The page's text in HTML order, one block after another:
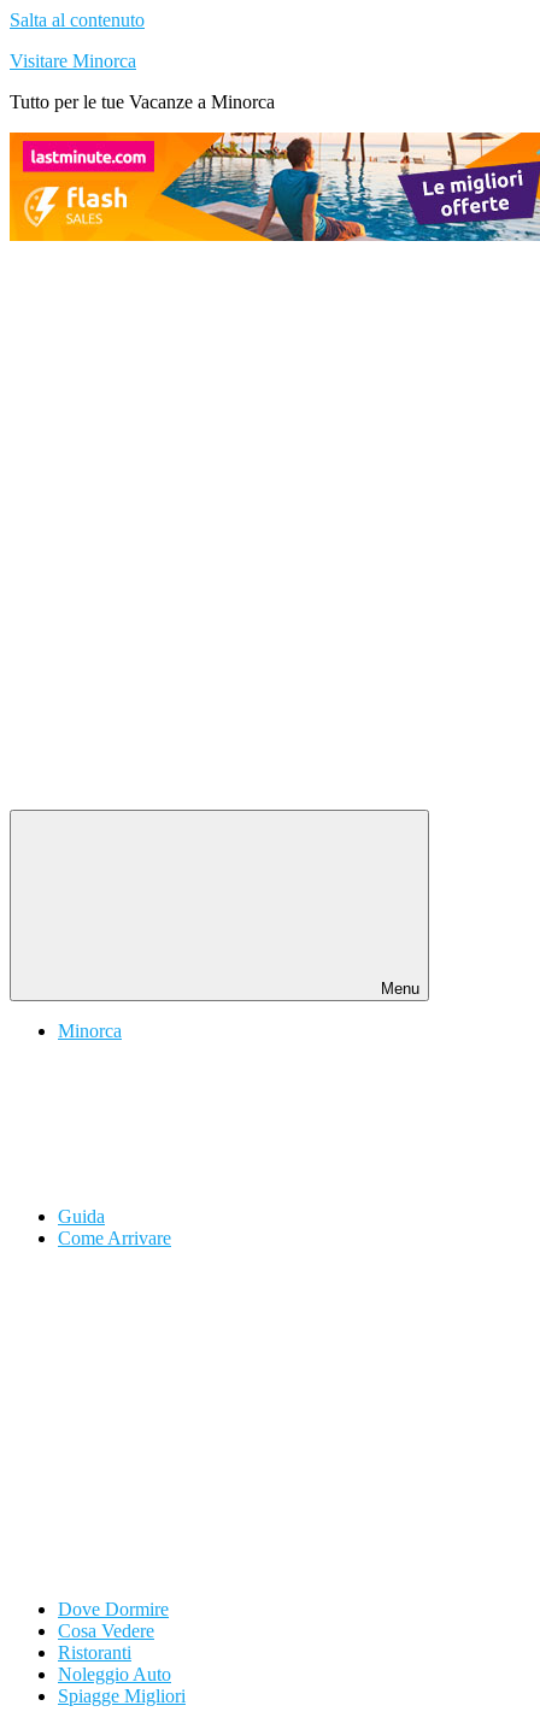
Salta al contenuto
Visitare Minorca
Tutto per le tue Vacanze a Minorca
Menu
Minorca
Guida
Come Arrivare
Dove Dormire
Cosa Vedere
Ristoranti
Noleggio Auto
Spiagge Migliori